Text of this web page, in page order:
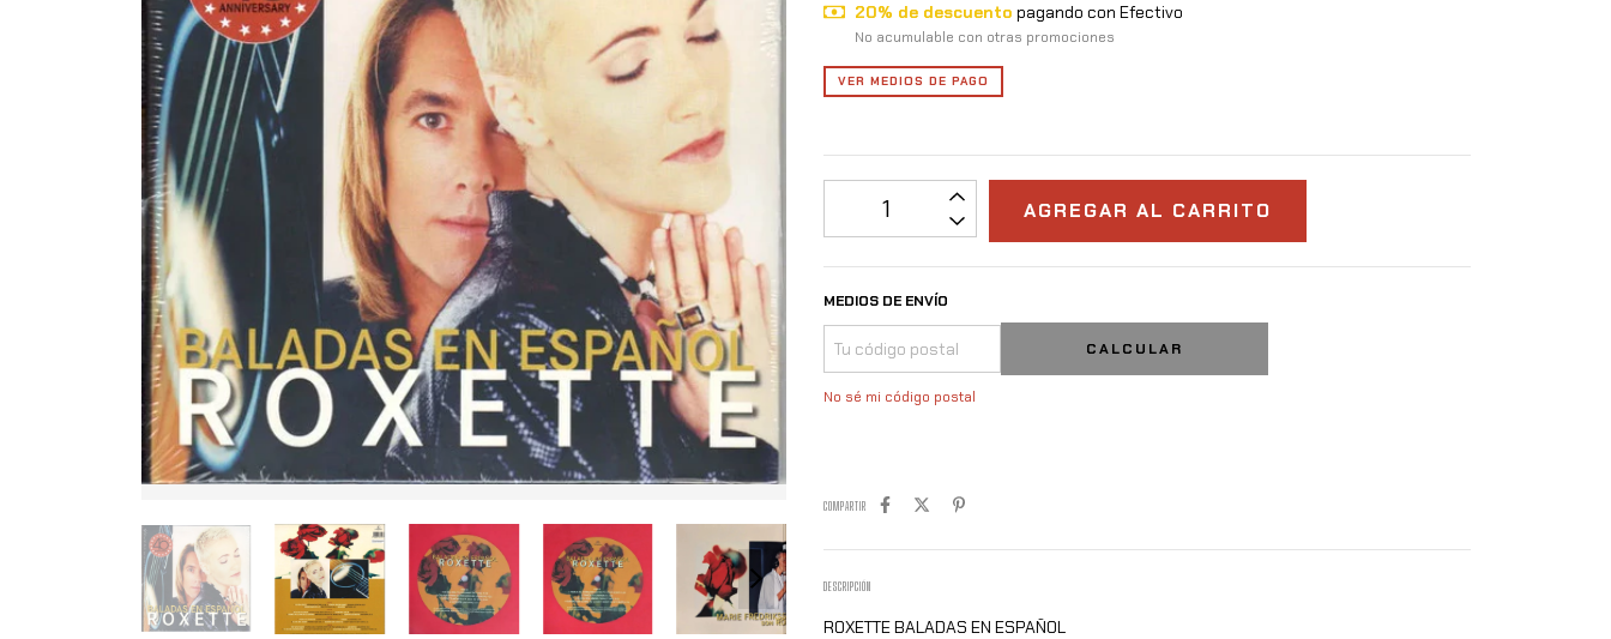
20% de descuento pagando con Efectivo
No acumulable con otras promociones
VER MEDIOS DE PAGO
MEDIOS DE ENVÍO
CALCULAR
No sé mi código postal
COMPARTIR
DESCRIPCIÓN
ROXETTE BALADAS EN ESPAÑOL